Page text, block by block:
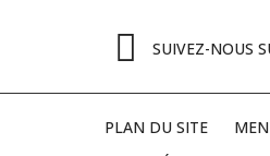
SUIVEZ-NOUS
PLAN DU SITE